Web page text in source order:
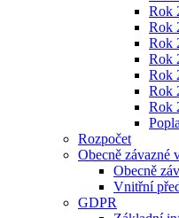
Rok
Rok
Rok
Rok
Rok
Rok
Rok
Rozpočet
Obecně závazné
Obecně
Vnitřní
GDPR